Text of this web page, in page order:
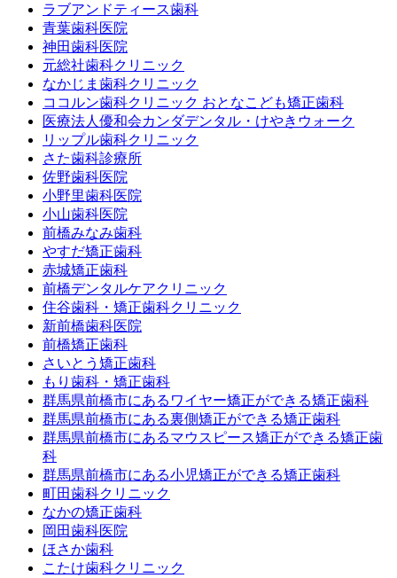
ラブアンドティース歯科
青葉歯科医院
神田歯科医院
元総社歯科クリニック
なかじま歯科クリニック
ココルン歯科クリニック おとなこども矯正歯科
医療法人優和会カンダデンタル・けやきウォーク
リップル歯科クリニック
さた歯科診療所
佐野歯科医院
小野里歯科医院
小山歯科医院
前橋みなみ歯科
やすだ矯正歯科
赤城矯正歯科
前橋デンタルケアクリニック
住谷歯科・矯正歯科クリニック
新前橋歯科医院
前橋矯正歯科
さいとう矯正歯科
もり歯科・矯正歯科
群馬県前橋市にあるワイヤー矯正ができる矯正歯科
群馬県前橋市にある裏側矯正ができる矯正歯科
群馬県前橋市にあるマウスピース矯正ができる矯正歯
科
群馬県前橋市にある小児矯正ができる矯正歯科
町田歯科クリニック
なかの矯正歯科
岡田歯科医院
ほさか歯科
こたけ歯科クリニック